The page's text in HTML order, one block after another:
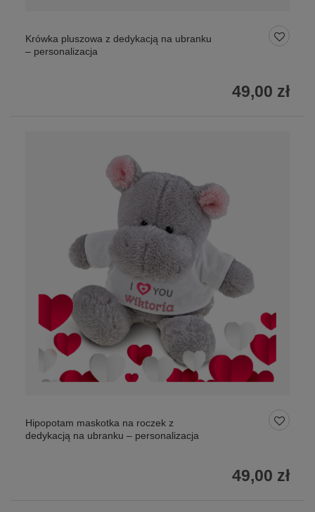
Krówka pluszowa z dedykacją na ubranku
– personalizacja
49,00 zł
Hipopotam maskotka na roczek z
dedykacją na ubranku – personalizacja
49,00 zł